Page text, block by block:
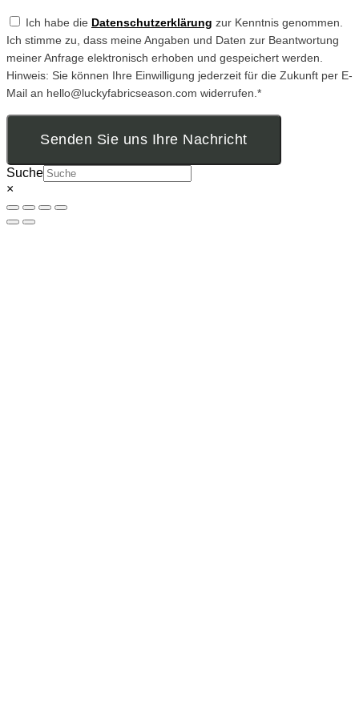
Ich habe die Datenschutzerklärung zur Kenntnis genommen.
Ich stimme zu, dass meine Angaben und Daten zur Beantwortung
meiner Anfrage elektronisch erhoben und gespeichert werden.
Hinweis: Sie können Ihre Einwilligung jederzeit für die Zukunft per E-
Mail an hello@luckyfabricseason.com widerrufen.*
Senden Sie uns Ihre Nachricht
Suche
×